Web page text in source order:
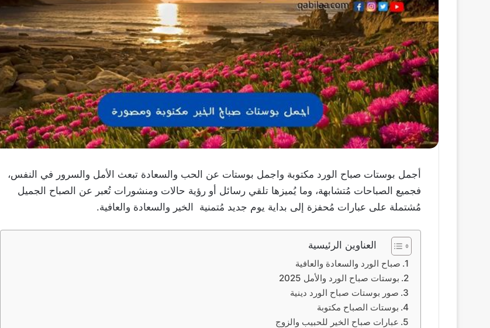
أجمل بوستات صباح الورد مكتوبة واجمل بوستات عن الحب والسعادة تبعث الأمل والسرور في النفس،
فجميع الصباحات مُتشابهة، وما يُميزها تلقي رسائل أو رؤية حالات ومنشورات تُعبر عن الصباح الجميل
مُشتملة على عبارات مُحفزة إلى بداية يوم جديد مُتمنية الخير والسعادة والعافية.
العناوين الرئيسية
صباح الورد والسعادة والعافية
بوستات صباح الورد والأمل 2025
صور بوستات صباح الورد دينية
بوستات الصباح مكتوبة
عبارات صباح الخير للحبيب والزوج